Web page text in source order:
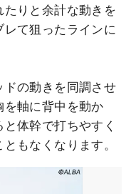
りと余計な動きを
レて狙ったラインに
の動きを同調させ
を軸に背中を動か
体幹で打ちやすく
もなくなります。